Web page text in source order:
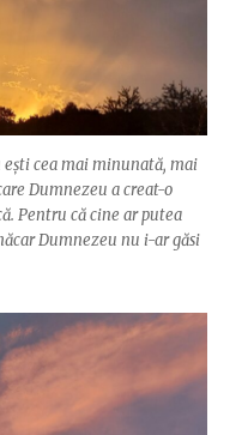
cea mai minunată, mai
Dumnezeu a creat-o
Pentru că cine ar putea
Dumnezeu nu i-ar găsi